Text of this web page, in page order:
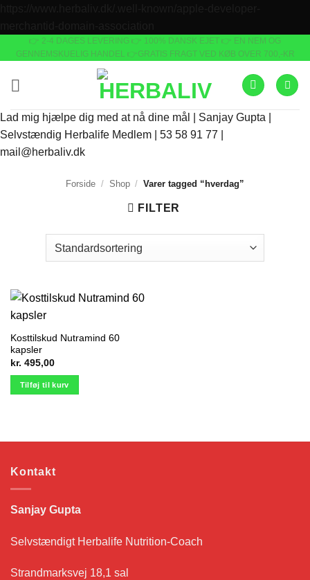
til
indhold
👉 2-4 DAGES LEVERING 👉 100% DANSK EJET 👉 EN NEM OG
GENNEMSKUELIG HANDEL 👉GRATIS FRAGT VED KØB OVER 700,-KR
Lad mig hjælpe dig med at nå dine mål | Sanjay Gupta |
Selvstændig Herbalife Medlem | 53 58 91 77 |
mail@herbaliv.dk
Forside / Shop / Varer tagged “hverdag”
FILTER
Kosttilskud Nutramind 60
kapsler
kr. 495,00
Tilføj til kurv
Kontakt
Sanjay Gupta
Selvstændigt Herbalife Nutrition-Coach
Strandmarksvej 18,1 sal